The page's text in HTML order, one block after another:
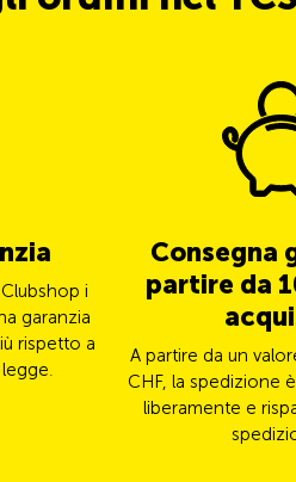
i
garanzia
rispetto a
Consegna
partire da
A partire da un
CHF, la spedizione
liberamente e